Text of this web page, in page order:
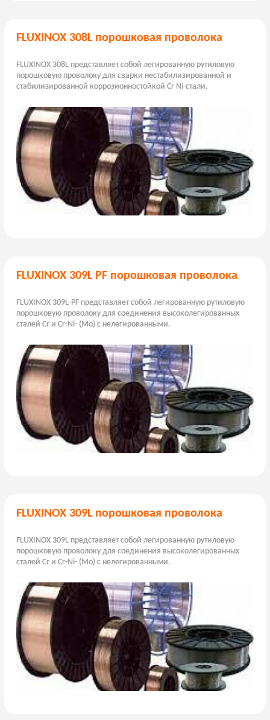
FLUXINOX 308L порошковая проволока
FLUXINOX 308L представляет собой легированную рутиловую
порошковую проволоку для сварки нестабилизированной и
стабилизированной коррозионностойкой Cr Ni-стали.
FLUXINOX 309L PF порошковая проволока
FLUXINOX 309L-PF представляет собой легированную рутиловую
порошковую проволоку для соединения высоколегированных
сталей Cr и Cr-Ni- (Mo) с нелегированными.
FLUXINOX 309L порошковая проволока
FLUXINOX 309L представляет собой легированную рутиловую
порошковую проволоку для соединения высоколегированных
сталей Cr и Cr-Ni- (Mo) с нелегированными.